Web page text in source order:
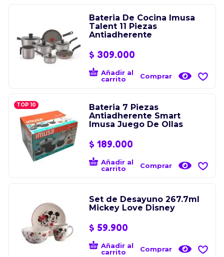
Bateria De Cocina Imusa
Talent 11 Piezas
Antiadherente
$ 309.000
Añadir al
carrito
Comprar
TOP 10
Bateria 7 Piezas
Antiadherente Smart
Imusa Juego De Ollas
$ 189.000
Añadir al
carrito
Comprar
Set de Desayuno 267.7ml
Mickey Love Disney
$ 59.900
Añadir al
carrito
Comprar